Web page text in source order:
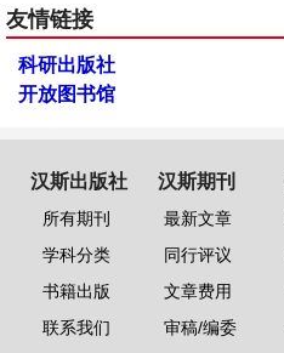
友情链接
科研出版社
开放图书馆
汉斯出版社
所有期刊
学科分类
书籍出版
联系我们
汉斯期刊
最新文章
同行评议
文章费用
审稿/编委